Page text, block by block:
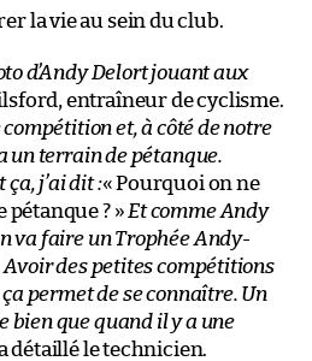
la vie au sein du club.
d’Andy Delort jouant aux
entraîneur de cyclisme.
compétition et, à côté de notre
un terrain de pétanque.
j’ai dit :« Pourquoi on ne
? » Et comme Andy
va faire un Trophée Andy-
des petites compétitions
permet de se connaître. Un
que quand il y a une
détaillé le technicien.